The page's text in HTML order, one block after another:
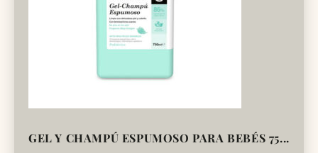
GEL Y CHAMPÚ ESPUMOSO PARA BEBÉS 75...